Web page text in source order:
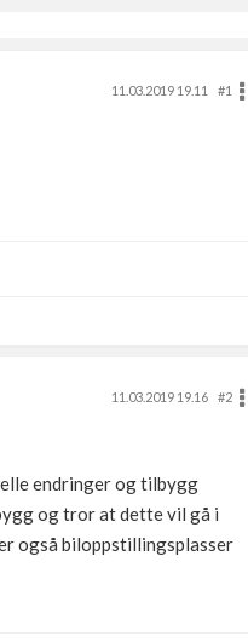
11.03.2019 19.11
#1
11.03.2019 19.16
#2
endringer og tilbygg
og tror at dette vil gå i
også biloppstillingsplasser